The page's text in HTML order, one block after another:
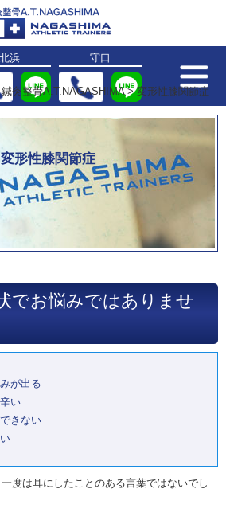
北浜 守口
灸整骨A.T.NAGASHIMA>変形性膝関節症
変形性膝関節症
でお悩みではありませ
が出る
い
きない
度は耳にしたことのある言葉ではないでし